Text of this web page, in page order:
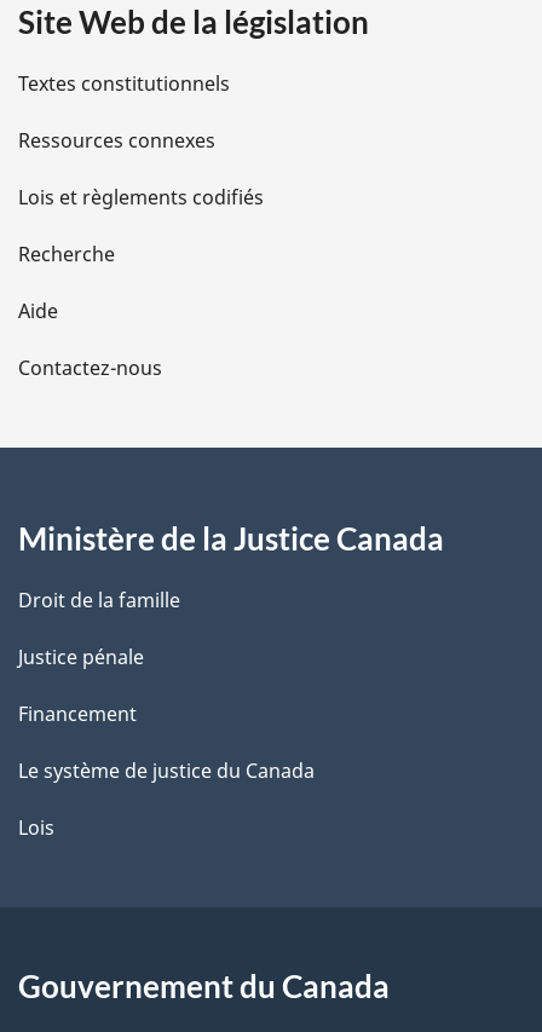
i
l
s
d
e
l
a
e
Site Web de la législation
Textes constitutionnels
Ressources connexes
Lois et règlements codifiés
Recherche
Aide
Contactez-nous
Ministère de la Justice Canada
Droit de la famille
Justice pénale
Financement
Le système de justice du Canada
Lois
Gouvernement du Canada